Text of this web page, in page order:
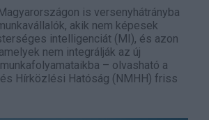
is versenyhátrányba
akik nem képesek
intelligenciát (MI), és azon
nem integrálják az új
– olvasható a
Hírközlési Hatóság (NMHH) friss